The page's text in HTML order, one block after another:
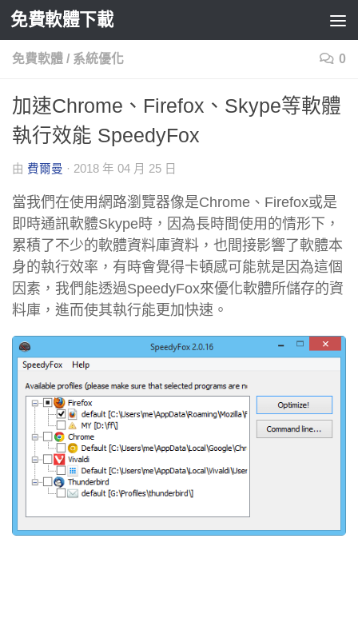
Skip to content
免費軟體下載
免費軟體 / 系統優化 0
加速Chrome、Firefox、Skype等軟體
執行效能 SpeedyFox
由 費爾曼 · 2018 年 04 月 25 日
當我們在使用網路瀏覽器像是Chrome、Firefox或是
即時通訊軟體Skype時，因為長時間使用的情形下，
累積了不少的軟體資料庫資料，也間接影響了軟體本
身的執行效率，有時會覺得卡頓感可能就是因為這個
因素，我們能透過SpeedyFox來優化軟體所儲存的資
料庫，進而使其執行能更加快速。